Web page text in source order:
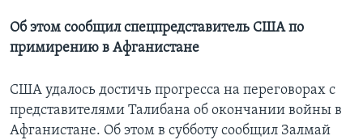
Об этом сообщил спецпредставитель США по
примирению в Афганистане
США удалось достичь прогресса на переговорах с
представителями Талибана об окончании войны в
Афганистане. Об этом в субботу сообщил Залмай